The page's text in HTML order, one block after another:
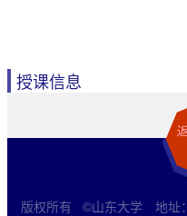
授课信息
版权所有 ©山东大学 地址